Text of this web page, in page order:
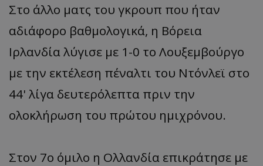
Στο άλλο ματς του γκρουπ που ήταν
αδιάφορο βαθμολογικά, η Βόρεια
Ιρλανδία λύγισε με 1-0 το Λουξεμβούργο
με την εκτέλεση πέναλτι του Ντόνλεϊ στο
44' λίγα δευτερόλεπτα πριν την
ολοκλήρωση του πρώτου ημιχρόνου.
Στον 7ο όμιλο η Ολλανδία επικράτησε με